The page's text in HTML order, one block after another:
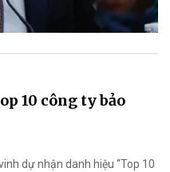
10 công ty bảo
dự nhận danh hiệu “Top 10